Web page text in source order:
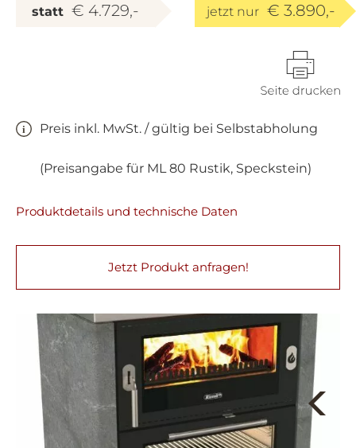
statt € 4.729,- jetzt nur € 3.890,-
Preis inkl. MwSt. / gültig bei Selbstabholung
(Preisangabe für ML 80 Rustik, Speckstein)
Produktdetails und technische Daten
Jetzt Produkt anfragen!
Next